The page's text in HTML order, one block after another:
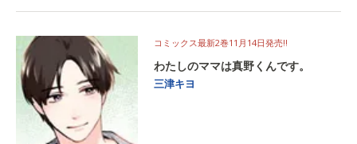
コミックス最新2巻11月14日発売!!
わたしのママは真野くんです。
三津キヨ